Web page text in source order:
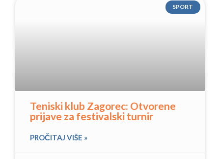
SPORT
Teniski klub Zagorec: Otvorene
prijave za festivalski turnir
PROČITAJ VIŠE »